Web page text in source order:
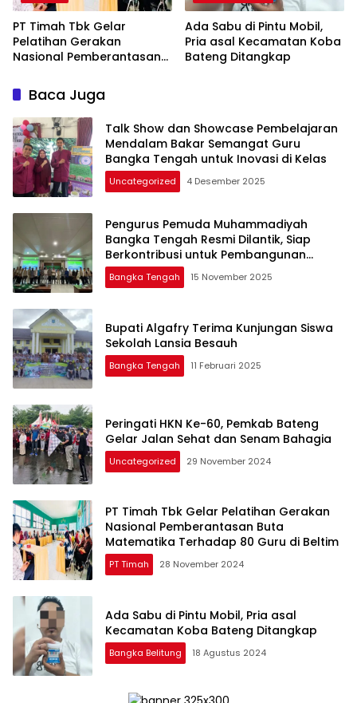
PT Timah Tbk Gelar
Pelatihan Gerakan
Nasional Pemberantasan
Terhadap 80 Guru di
Beltim
Ada Sabu di Pintu Mobil,
Pria asal Kecamatan Koba
Bateng Ditangkap
Baca Juga
Talk Show dan Showcase Pembelajaran
Mendalam Bakar Semangat Guru
Bangka Tengah untuk Inovasi di Kelas
Uncategorized 4 Desember 2025
Pengurus Pemuda Muhammadiyah
Bangka Tengah Resmi Dilantik, Siap
Berkontribusi untuk Pembangunan
Daerah
Bangka Tengah 15 November 2025
Bupati Algafry Terima Kunjungan Siswa
Sekolah Lansia Besauh
Bangka Tengah 11 Februari 2025
Peringati HKN Ke-60, Pemkab Bateng
Gelar Jalan Sehat dan Senam Bahagia
Uncategorized 29 November 2024
PT Timah Tbk Gelar Pelatihan Gerakan
Nasional Pemberantasan Buta
Matematika Terhadap 80 Guru di Beltim
PT Timah 28 November 2024
Ada Sabu di Pintu Mobil, Pria asal
Kecamatan Koba Bateng Ditangkap
Bangka Belitung 18 Agustus 2024